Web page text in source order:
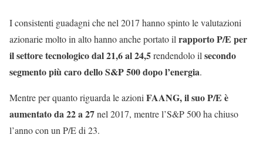
I consistenti guadagni che nel 2017 hanno spinto le valutazioni
azionarie molto in alto hanno anche portato il rapporto P/E per
il settore tecnologico dal 21,6 al 24,5rendendolo il secondo
segmento più caro dello S&P 500 dopo l’energia.
Mentre per quanto riguarda le azioni FAANG, il suo P/E è
aumentato da 22 a 27nel 2017, mentre l’S&P 500 ha chiuso
l’anno con un P/E di 23.